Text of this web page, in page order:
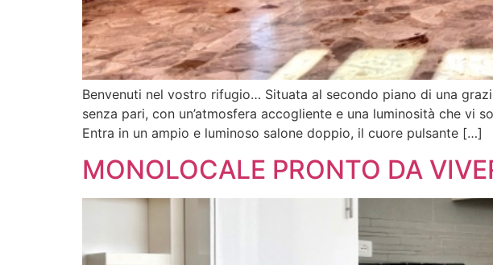
Benvenuti nel vostro rifugio… Situata al secondo piano di una
senza pari, con un’atmosfera accogliente e una luminosità che vi
Entra in un ampio e luminoso salone doppio, il cuore pulsante […]
MONOLOCALE PRONTO DA